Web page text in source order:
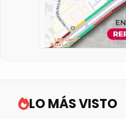
LO MÁS VISTO